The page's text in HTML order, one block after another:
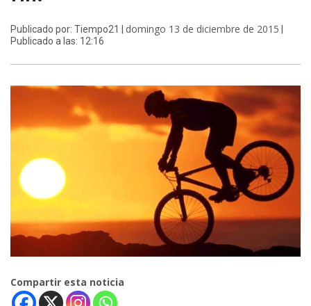
Publicado por: Tiempo21 | domingo 13 de diciembre de 2015
Publicado a las: 12:16
Compartir esta noticia